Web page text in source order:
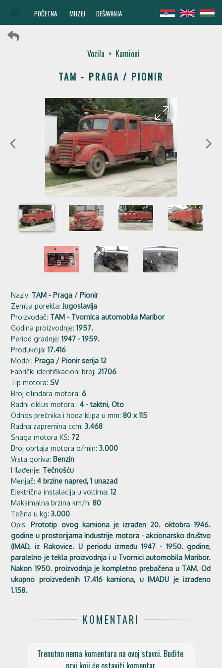
POČETNA MUZEJ DEŠAVANJA
Vozila > Kamioni
TAM - PRAGA / PIONIR
arrow_back_ios
arrow_back
arrow_forward
arrow_forward_ios
Naziv: TAM - Praga / Pionir
Zemlja porekla: Jugoslavija
Proizvođač: TAM - Tvornica automobila Maribor
Godina proizvodnje:1957.
Period gradnje:1947 - 1959.
Produkcija:17.416
Model: Praga / Pionir serija 12
Fabrički identifikacioni broj: 21706
Tip motora:SV
Broj cilindara motora:6
Radni ciklus motora :4 - taktni, Oto
Odnos prečnika i hoda klipa u mm:80 x 115
Radna zapremina ccm:3.468
Snaga motora KS: 72
Broj obrtaja motora o/min:3.000
Vrsta goriva: Benzin
Hlađenje: Tečnošću
Menjač:4 brzine napred, 1 unazad
Električna instalacija u voltima:12
Maksimalna brzina km/h:80
Težina u kg:3.000
Opis: Prototip ovog kamiona je izrađen 20. oktobra 1946.
godine u prostorijama Industrije motora - akcionarsko društvo
(IMAD, iz Rakovice. U periodu između 1947 - 1950. godine,
paralelno je tekla proizvodnja i u Tvornici automobila Maribor.
Nakon 1950. proizvodnja je kompletno prebačena u TAM. Od
ukupno proizvedenih 17.416 kamiona, u IMADU je izrađeno
1.158.
KOMENTARI
Trenutno nema komentara na ovoj stavci. Budite
prvi koji će ostaviti komentar.